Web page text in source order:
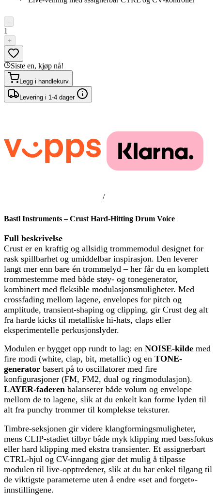
-
1
+
Siste en, kjøp nå!
Legg i handlekurv
Levering i 1-4 dager
/
Bastl Instruments – Crust Hard-Hitting Drum Voice
Full beskrivelse
Crust er en kraftig og allsidig trommemodul designet for
rask spillbarhet og umiddelbar inspirasjon. Den leverer
langt mer enn bare én trommelyd – her får du en komplett
trommestemme med både støy- og tonegenerator,
kombinert med fleksible modulasjonsmuligheter. Med
crossfading mellom lagene, envelopes for pitch og
amplitude, transient-shaping og clipping, gir Crust deg alt
fra harde kicks til metalliske hi-hats, claps eller
eksperimentelle perkusjonslyder.
Modulen er bygget opp rundt to lag: en NOISE-kilde med
fire modi (white, clap, bit, metallic) og en TONE-
generator basert på to oscillatorer med fire
konfigurasjoner (FM, FM2, dual og ringmodulasjon).
LAYER-faderen balanserer både volum og envelope
mellom de to lagene, slik at du enkelt kan forme lyden til
alt fra punchy trommer til komplekse teksturer.
Timbre-seksjonen gir videre klangformingsmuligheter,
mens CLIP-stadiet tilbyr både myk klipping med bassfokus
eller hard klipping med ekstra transienter. Et assignerbart
CTRL-hjul og CV-inngang gjør det mulig å tilpasse
modulen til live-opptredener, slik at du har enkel tilgang til
de viktigste parameterne uten å endre «set and forget»-
innstillingene.